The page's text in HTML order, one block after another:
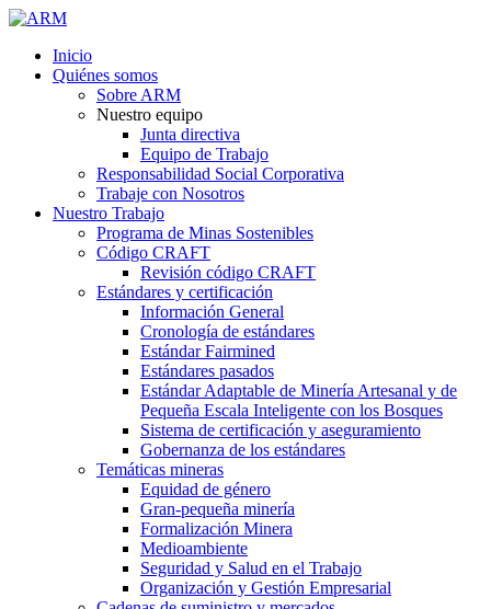
Inicio
Quiénes somos
Sobre ARM
Nuestro equipo
Junta directiva
Equipo de Trabajo
Responsabilidad Social Corporativa
Trabaje con Nosotros
Nuestro Trabajo
Programa de Minas Sostenibles
Código CRAFT
Revisión código CRAFT
Estándares y certificación
Información General
Cronología de estándares
Estándar Fairmined
Estándares pasados
Estándar Adaptable de Minería Artesanal y de
Pequeña Escala Inteligente con los Bosques
Sistema de certificación y aseguramiento
Gobernanza de los estándares
Temáticas mineras
Equidad de género
Gran-pequeña minería
Formalización Minera
Medioambiente
Seguridad y Salud en el Trabajo
Organización y Gestión Empresarial